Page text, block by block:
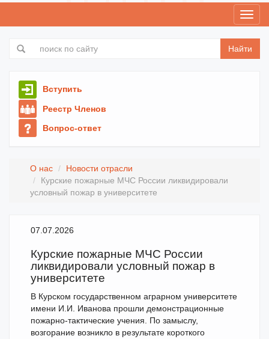
Найти
Вступить
Реестр Членов
Вопрос-ответ
О нас
Новости отрасли
Курские пожарные МЧС России ликвидировали
условный пожар в университете
07.07.2026
Курские пожарные МЧС России
ликвидировали условный пожар в
университете
В Курском государственном аграрном университете
имени И.И. Иванова прошли демонстрационные
пожарно-тактические учения. По замыслу,
возгорание возникло в результате короткого